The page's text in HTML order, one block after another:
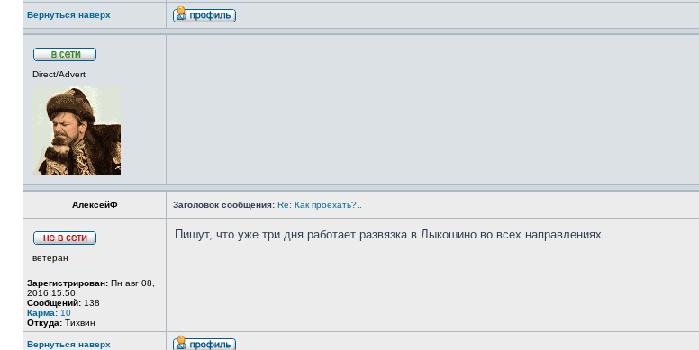
Вернуться наверх
Direct/Advert
АлексейФ Заголовок сообщения: Re: Как проехать?..
ветеран
Зарегистрирован: Пн авг 08,
2016 15:50
Сообщений: 138
Карма: 10
Откуда: Тихвин
Пишут, что уже три дня работает развязка в Лыкошино во всех направлениях.
Вернуться наверх